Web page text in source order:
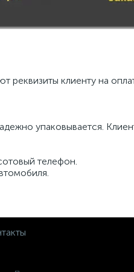
реквизиты клиенту на
упаковывается.
телефон.